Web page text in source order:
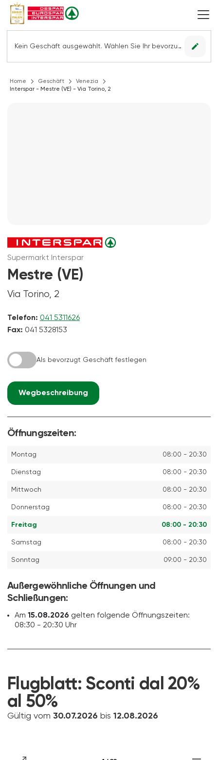
Kein Geschäft ausgewählt. Wählen Sie Ihr bevorzugtes Geschäft, um alle Angebote sehen zu können. edit
Home Geschäft
Venezia
Interspar - Mestre (VE) - Via Torino, 2
Supermarkt Interspar
Mestre (VE)
Via Torino, 2
Telefon: 041 5311626
Fax: 041 5328153
Als bevorzugt Geschäft festlegen
Wegbeschreibung
Öffnungszeiten:
Montag 08:00 - 20:30
Dienstag 08:00 - 20:30
Mittwoch 08:00 - 20:30
Donnerstag 08:00 - 20:30
Freitag 08:00 - 20:30
Samstag 08:00 - 20:30
Sonntag 09:00 - 20:30
Außergewöhnliche Öffnungen und
Schließungen:
Am 15.08.2026 gelten folgende Öffnungszeiten:
08:30 - 20:30 Uhr
Flugblatt: Sconti dal 20%
al 50%
Gültig vom 30.07.2026 bis 12.08.2026